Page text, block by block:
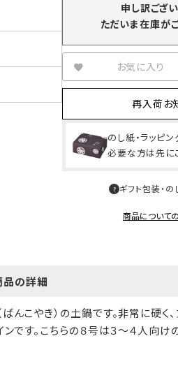
申し訳ござ
ただいま在庫が
お気に入り
再入荷お
のし紙・ラッピ
必要な方は先に
ギフト包装・
商品について
品の詳細
こやき）の土鍋です。非常に硬く
す。こちらの８号は３～４人向け